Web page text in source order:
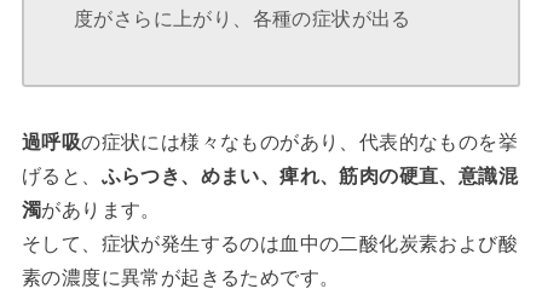
度がさらに上がり、各種の症状が出る
過呼吸の症状には様々なものがあり、代表的なものを挙
げると、 ふらつき、めまい、痺れ、筋肉の硬直、意識混
濁があります。
そして、症状が発生するのは血中の二酸化炭素および酸
素の濃度に異常が起きるためです。